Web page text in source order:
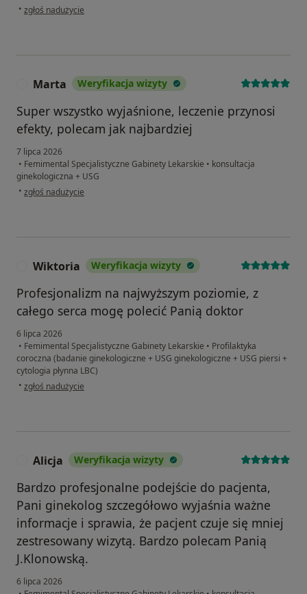
• w opinii użytkownika Zofia
zgłoś nadużycie
Marta Weryfikacja wizyty
Super wszystko wyjaśnione, leczenie przynosi
efekty, polecam jak najbardziej
7 lipca 2026
• Femimental Specjalistyczne Gabinety Lekarskie • konsultacja
ginekologiczna + USG
• w opinii użytkownika Marta
zgłoś nadużycie
Wiktoria Weryfikacja wizyty
Profesjonalizm na najwyższym poziomie, z
całego serca mogę polecić Panią doktor
6 lipca 2026
• Femimental Specjalistyczne Gabinety Lekarskie • Profilaktyka
coroczna (badanie ginekologiczne + USG ginekologiczne + USG piersi +
cytologia płynna LBC)
• w opinii użytkownika Wiktoria
zgłoś nadużycie
Alicja Weryfikacja wizyty
Bardzo profesjonalne podejście do pacjenta,
Pani ginekolog szczegółowo wyjaśnia ważne
informacje i sprawia, że pacjent czuje się mniej
zestresowany wizytą. Bardzo polecam Panią
J.Klonowską.
6 lipca 2026